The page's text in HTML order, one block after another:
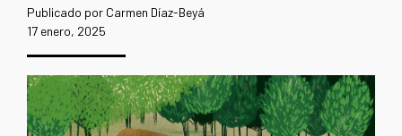
Publicado por Carmen Díaz-Beyá
17 enero, 2025